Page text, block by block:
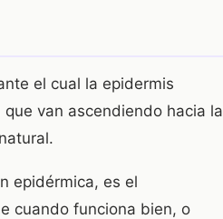
el cual la epidermis
van ascendiendo hacia la
epidérmica, es el
cuando funciona bien, o